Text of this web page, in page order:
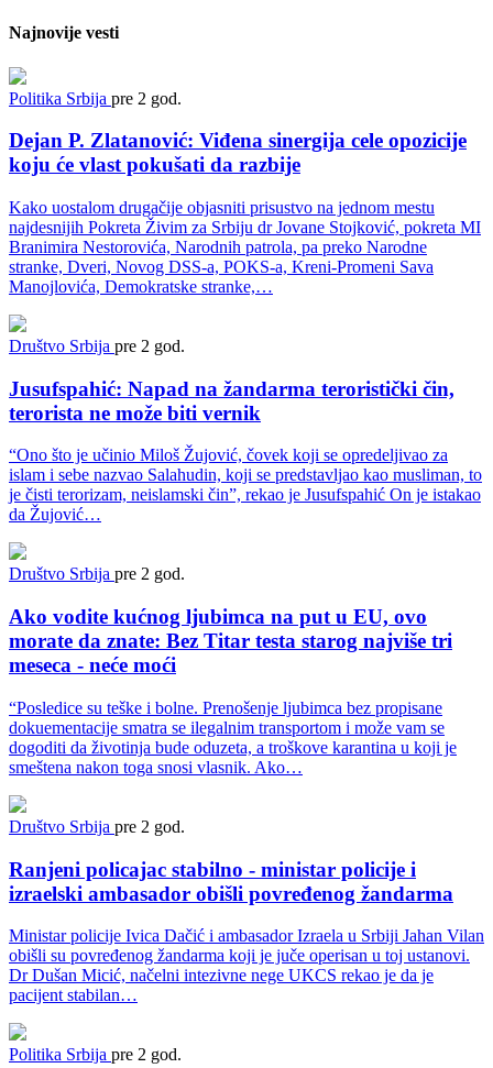
Najnovije vesti
Politika Srbija pre 2 god.
Dejan P. Zlatanović: Viđena sinergija cele opozicije
koju će vlast pokušati da razbije
Kako uostalom drugačije objasniti prisustvo na jednom mestu
najdesnijih Pokreta Živim za Srbiju dr Jovane Stojković, pokreta MI
Branimira Nestorovića, Narodnih patrola, pa preko Narodne
stranke, Dveri, Novog DSS-a, POKS-a, Kreni-Promeni Sava
Manojlovića, Demokratske stranke,…
Društvo Srbija pre 2 god.
Jusufspahić: Napad na žandarma teroristički čin,
terorista ne može biti vernik
“Ono što je učinio Miloš Žujović, čovek koji se opredeljivao za
islam i sebe nazvao Salahudin, koji se predstavljao kao musliman, to
je čisti terorizam, neislamski čin”, rekao je Jusufspahić On je istakao
da Žujović…
Društvo Srbija pre 2 god.
Ako vodite kućnog ljubimca na put u EU, ovo
morate da znate: Bez Titar testa starog najviše tri
meseca - neće moći
“Posledice su teške i bolne. Prenošenje ljubimca bez propisane
dokuementacije smatra se ilegalnim transportom i može vam se
dogoditi da životinja bude oduzeta, a troškove karantina u koji je
smeštena nakon toga snosi vlasnik. Ako…
Društvo Srbija pre 2 god.
Ranjeni policajac stabilno - ministar policije i
izraelski ambasador obišli povređenog žandarma
Ministar policije Ivica Dačić i ambasador Izraela u Srbiji Jahan Vilan
obišli su povređenog žandarma koji je juče operisan u toj ustanovi.
Dr Dušan Micić, načelni intezivne nege UKCS rekao je da je
pacijent stabilan…
Politika Srbija pre 2 god.